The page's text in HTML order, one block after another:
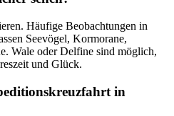
Häufige Beobachtungen in
Seevögel, Kormorane,
Wale oder Delfine sind möglich,
und Glück.
in